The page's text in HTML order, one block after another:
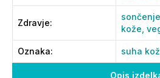
Opis
Zdravje:
sončenje,
kože,
Oznaka: suha